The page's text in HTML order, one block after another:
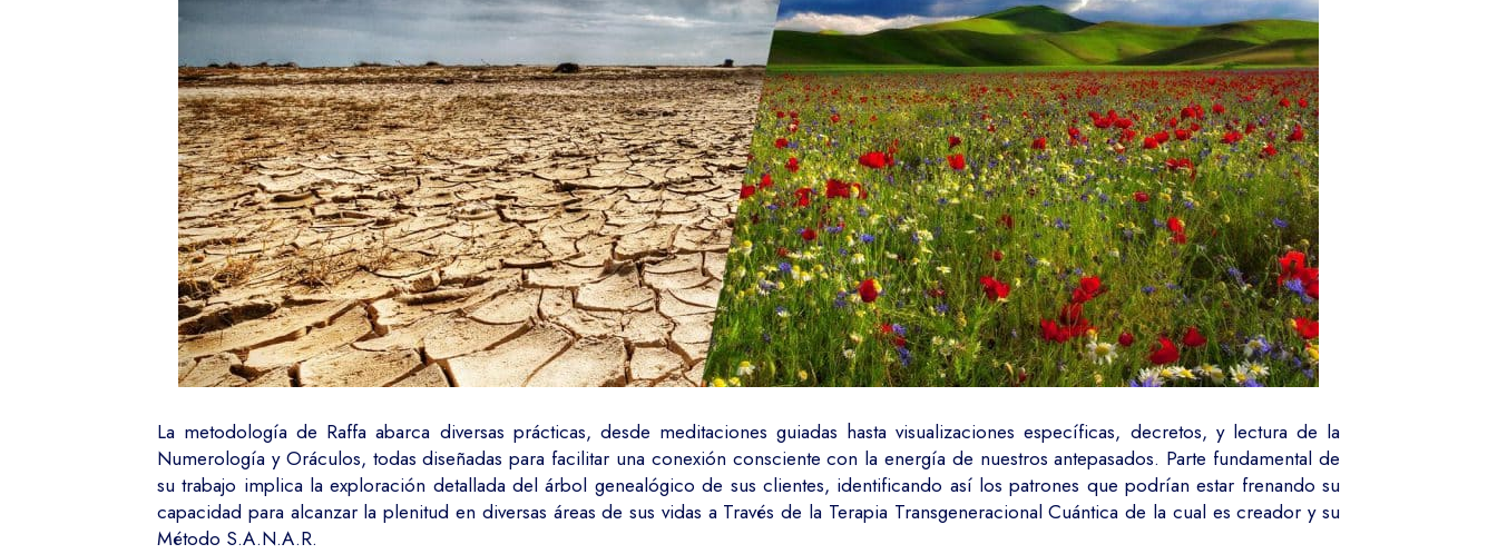
La metodología de Raffa abarca diversas prácticas, desde meditaciones guiadas hasta visualizaciones específicas, decretos, y lectura de la
Numerología y Oráculos, todas diseñadas para facilitar una conexión consciente con la energía de nuestros antepasados. Parte fundamental de
su trabajo implica la exploración detallada del árbol genealógico de sus clientes, identificando así los patrones que podrían estar frenando su
capacidad para alcanzar la plenitud en diversas áreas de sus vidas a Través de la Terapia Transgeneracional Cuántica de la cual es creador y su
Método S.A.N.A.R.